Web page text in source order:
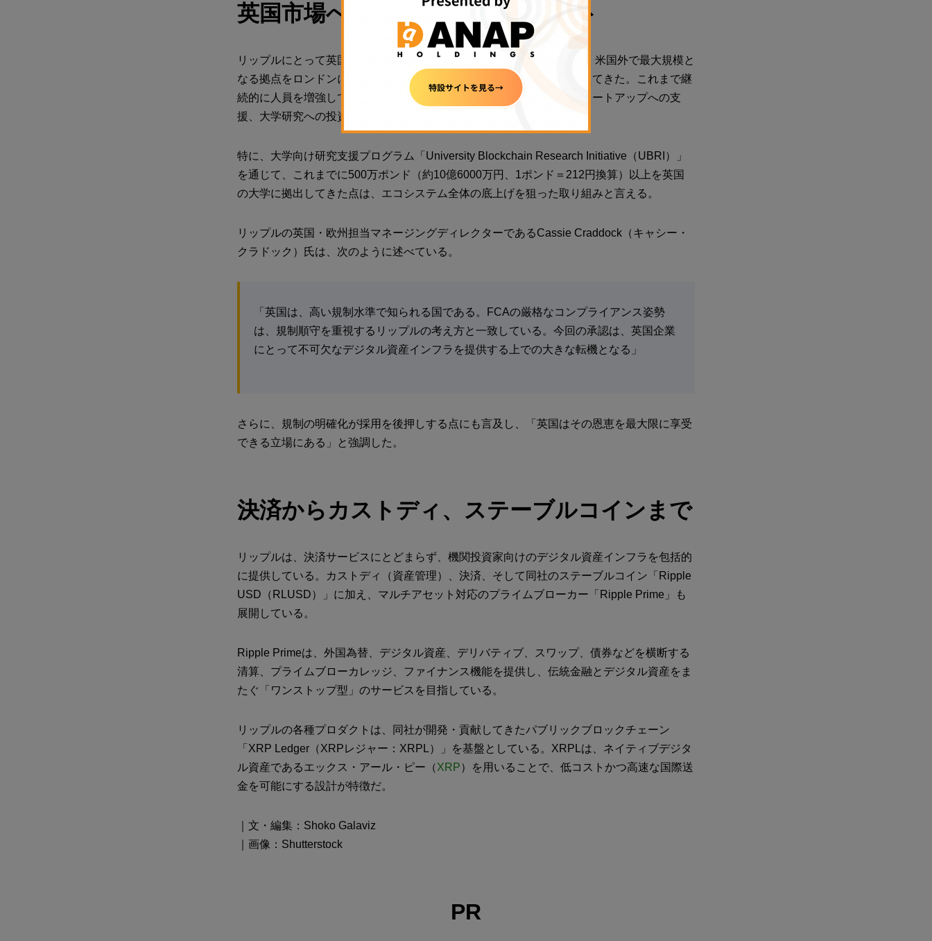
英国市場への長期的コミットメント
リップルにとって英国は、単なる一市場ではない。同社は2016年以降、米国外で最大規模と
なる拠点をロンドンに構えており、英国をグローバル戦略の中核に据えてきた。これまで継
続的に人員を増強してきたほか、英国のブロックチェーン開発者やスタートアップへの支
援、大学研究への投資も積極的に行っている。
特に、大学向け研究支援プログラム「University Blockchain Research Initiative（UBRI）」
を通じて、これまでに500万ポンド（約10億6000万円、1ポンド＝212円換算）以上を英国
の大学に拠出してきた点は、エコシステム全体の底上げを狙った取り組みと言える。
リップルの英国・欧州担当マネージングディレクターであるCassie Craddock（キャシー・
クラドック）氏は、次のように述べている。
「英国は、高い規制水準で知られる国である。FCAの厳格なコンプライアンス姿勢
は、規制順守を重視するリップルの考え方と一致している。今回の承認は、英国企業
にとって不可欠なデジタル資産インフラを提供する上での大きな転機となる」
さらに、規制の明確化が採用を後押しする点にも言及し、「英国はその恩恵を最大限に享受
できる立場にある」と強調した。
決済からカストディ、ステーブルコインまで
リップルは、決済サービスにとどまらず、機関投資家向けのデジタル資産インフラを包括的
に提供している。カストディ（資産管理）、決済、そして同社のステーブルコイン「Ripple
USD（RLUSD）」に加え、マルチアセット対応のプライムブローカー「Ripple Prime」も
展開している。
Ripple Primeは、外国為替、デジタル資産、デリバティブ、スワップ、債券などを横断する
清算、プライムブローカレッジ、ファイナンス機能を提供し、伝統金融とデジタル資産をま
たぐ「ワンストップ型」のサービスを目指している。
リップルの各種プロダクトは、同社が開発・貢献してきたパブリックブロックチェーン
「XRP Ledger（XRPレジャー：XRPL）」を基盤としている。XRPLは、ネイティブデジタ
ル資産であるエックス・アール・ピー（XRP）を用いることで、低コストかつ高速な国際送
金を可能にする設計が特徴だ。
｜文・編集：Shoko Galaviz
｜画像：Shutterstock
PR